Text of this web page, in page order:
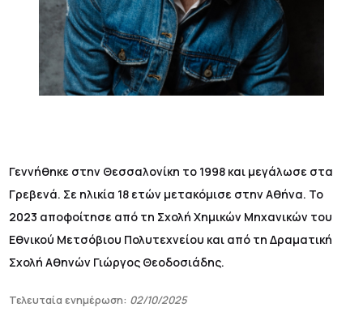
Γεννήθηκε στην Θεσσαλονίκη το 1998 και μεγάλωσε στα
Γρεβενά. Σε ηλικία 18 ετών μετακόμισε στην Αθήνα. Το
2023 αποφοίτησε από τη Σχολή Χημικών Μηχανικών του
Εθνικού Μετσόβιου Πολυτεχνείου και από τη Δραματική
Σχολή Αθηνών Γιώργος Θεοδοσιάδης.
Τελευταία ενημέρωση: 02/10/2025